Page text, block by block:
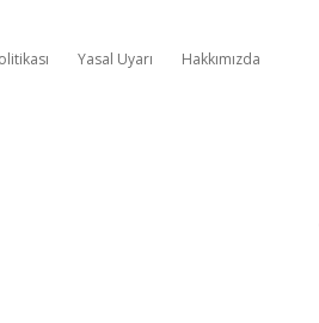
Yasal Uyarı Hakkımızda